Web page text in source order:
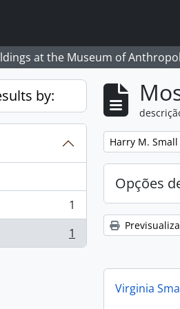
at the Museum of
by:
1
1
Remove filter:
Harry M. Small
Opções
Virginia